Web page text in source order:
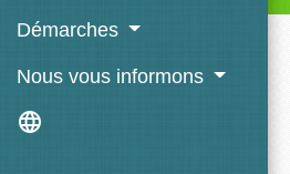
Démarches
Nous vous informons
language